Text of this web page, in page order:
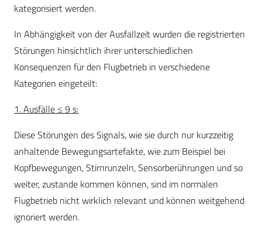
kategorisiert werden.
In Abhängigkeit von der Ausfallzeit wurden die registrierten
Störungen hinsichtlich ihrer unterschiedlichen
Konsequenzen für den Flugbetrieb in verschiedene
Kategorien eingeteilt:
1. Ausfälle ≤ 9 s:
Diese Störungen des Signals, wie sie durch nur kurzzeitig
anhaltende Bewegungsartefakte, wie zum Beispiel bei
Kopfbewegungen, Stirnrunzeln, Sensorberührungen und so
weiter, zustande kommen können, sind im normalen
Flugbetrieb nicht wirklich relevant und können weitgehend
ignoriert werden.